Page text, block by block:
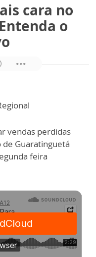
cara no
o
vendas perdidas
de Guaratinguetá
feira